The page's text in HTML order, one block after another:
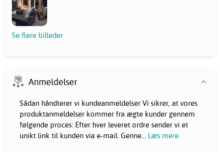
Se flere billeder
Anmeldelser
Sådan håndterer vi kundeanmeldelser Vi sikrer, at vores
produktanmeldelser kommer fra ægte kunder gennem
følgende proces: Efter hver leveret ordre sender vi et
unikt link til kunden via e-mail. Genne... Læs mere